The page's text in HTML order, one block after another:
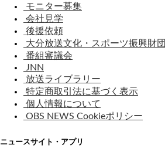
モニター募集
会社見学
後援依頼
大分放送文化・スポーツ振興財団
番組審議会
JNN
放送ライブラリー
特定商取引法に基づく表示
個人情報について
OBS NEWS Cookieポリシー
ニュースサイト・アプリ